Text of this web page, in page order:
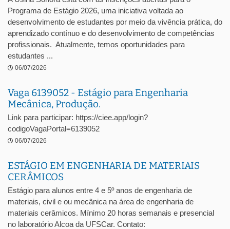
Programa de Estágio 2026, uma iniciativa voltada ao
desenvolvimento de estudantes por meio da vivência prática, do
aprendizado contínuo e do desenvolvimento de competências
profissionais. Atualmente, temos oportunidades para
estudantes ...
06/07/2026
Vaga 6139052 - Estágio para Engenharia
Mecânica, Produção.
Link para participar: https://ciee.app/login?
codigoVagaPortal=6139052
06/07/2026
ESTÁGIO EM ENGENHARIA DE MATERIAIS
CERÂMICOS
Estágio para alunos entre 4 e 5º anos de engenharia de
materiais, civil e ou mecânica na área de engenharia de
materiais cerâmicos. Mínimo 20 horas semanais e presencial
no laboratório Alcoa da UFSCar. Contato: